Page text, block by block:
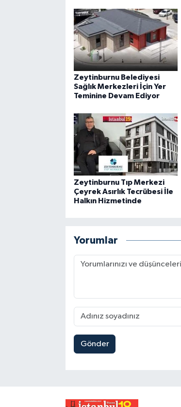
Zeytinburnu Belediyesi
Sağlık Merkezleri İçin Yer
Teminine Devam Ediyor
Zeytinburnu Tıp Merkezi
Çeyrek Asırlık Tecrübesi İle
Halkın Hizmetinde
Yorumlar
Gönder